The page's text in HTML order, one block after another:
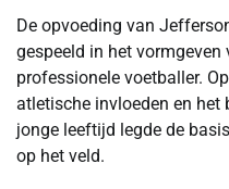
De opvoeding van
gespeeld in het vormgeven
professionele voetballer.
atletische invloeden en
jonge leeftijd legde de
op het veld.